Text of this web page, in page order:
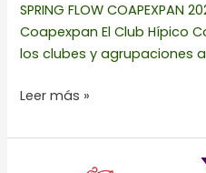
SPRING FLOW
Coapexpan El Club Hípico
los clubes y agrupaciones
Leer más »